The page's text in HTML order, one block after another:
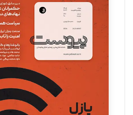
سروش کرمیان
تحریریه
مینا پاکدل
یسنا امان‌پور